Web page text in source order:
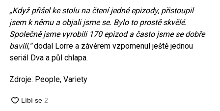
„Když přišel ke stolu na čtení jedné epizody, přistoupil
jsem k němu a objali jsme se. Bylo to prostě skvělé.
Společně jsme vyrobili 170 epizod a často jsme se dobře
bavili,“dodal Lorre a závěrem vzpomenul ještě jednou
seriál Dva a půl chlapa.
Zdroje: People, Variety